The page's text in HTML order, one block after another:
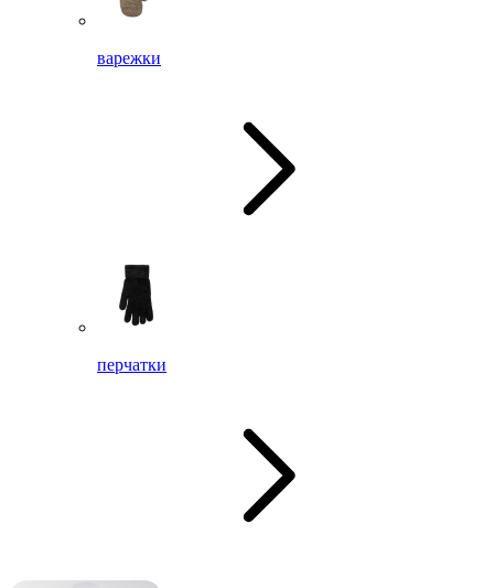
варежки
перчатки